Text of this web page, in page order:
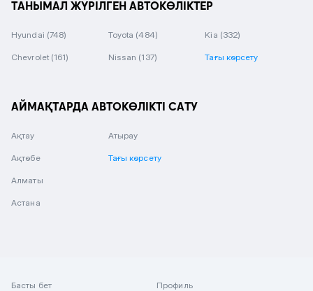
ТАНЫМАЛ ЖҮРІЛГЕН АВТОКӨЛІКТЕР
Hyundai (748) Toyota (484) Kia (332)
Chevrolet (161) Nissan (137) Тағы көрсету
АЙМАҚТАРДА АВТОКӨЛІКТІ САТУ
Ақтау
Ақтөбе
Алматы
Астана
Атырау
Тағы көрсету
Басты бет
Профиль